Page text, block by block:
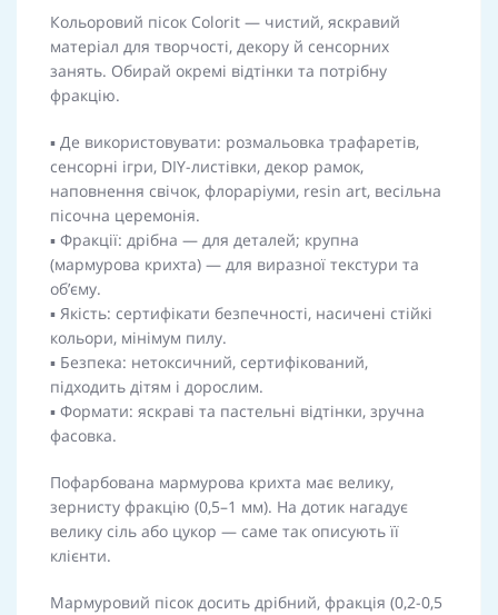
Кольоровий пісок Colorit — чистий, яскравий
матеріал для творчості, декору й сенсорних
занять. Обирай окремі відтінки та потрібну
фракцію.
▪️ Де використовувати: розмальовка трафаретів,
сенсорні ігри, DIY-листівки, декор рамок,
наповнення свічок, флораріуми, resin art, весільна
пісочна церемонія.
▪️ Фракції: дрібна — для деталей; крупна
(мармурова крихта) — для виразної текстури та
об’єму.
▪️ Якість: сертифікати безпечності, насичені стійкі
кольори, мінімум пилу.
▪️ Безпека: нетоксичний, сертифікований,
підходить дітям і дорослим.
▪️ Формати: яскраві та пастельні відтінки, зручна
фасовка.
Пофарбована мармурова крихта має велику,
зернисту фракцію (0,5–1 мм). На дотик нагадує
велику сіль або цукор — саме так описують її
клієнти.
Мармуровий пісок досить дрібний, фракція (0,2-0,5